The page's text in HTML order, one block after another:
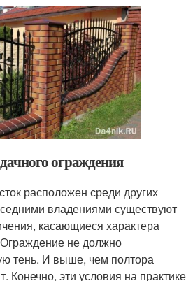
ограждения
расположен среди других
владениями существуют
касающиеся характера
не должно
тень. И выше, чем полтора
Конечно, эти условия на практике